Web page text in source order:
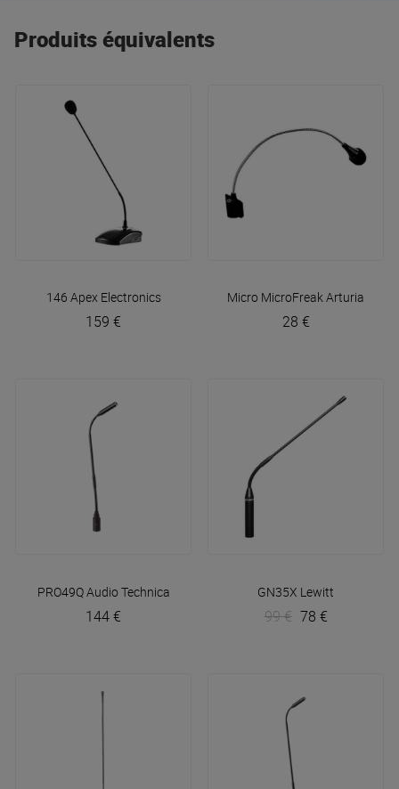
témoignent de leur engagement à fournir aux
musiciens et aux ingénieurs le
Produits équivalents
146 Apex Electronics
159 €
Micro MicroFreakArturia
28 €
PRO49QAudio Technica
144 €
GN35X Lewitt
99 € 78 €